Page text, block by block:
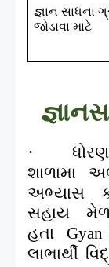
જ્ઞાન સાધના
જોડાવા માટે
·ધોરણ
શાળામા
અભ્યાસ
સહાય
હતા
Gyan
લાભાર્થી